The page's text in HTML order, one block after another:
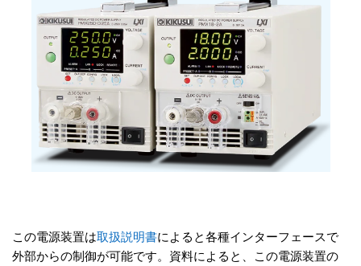
この電源装置は取扱説明書によると各種インターフェースで
外部からの制御が可能です。資料によると、この電源装置の